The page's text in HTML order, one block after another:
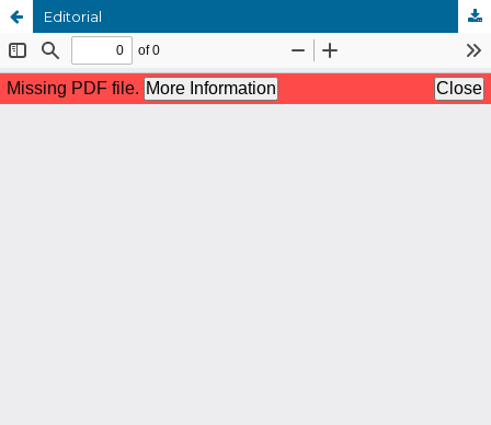
Editorial